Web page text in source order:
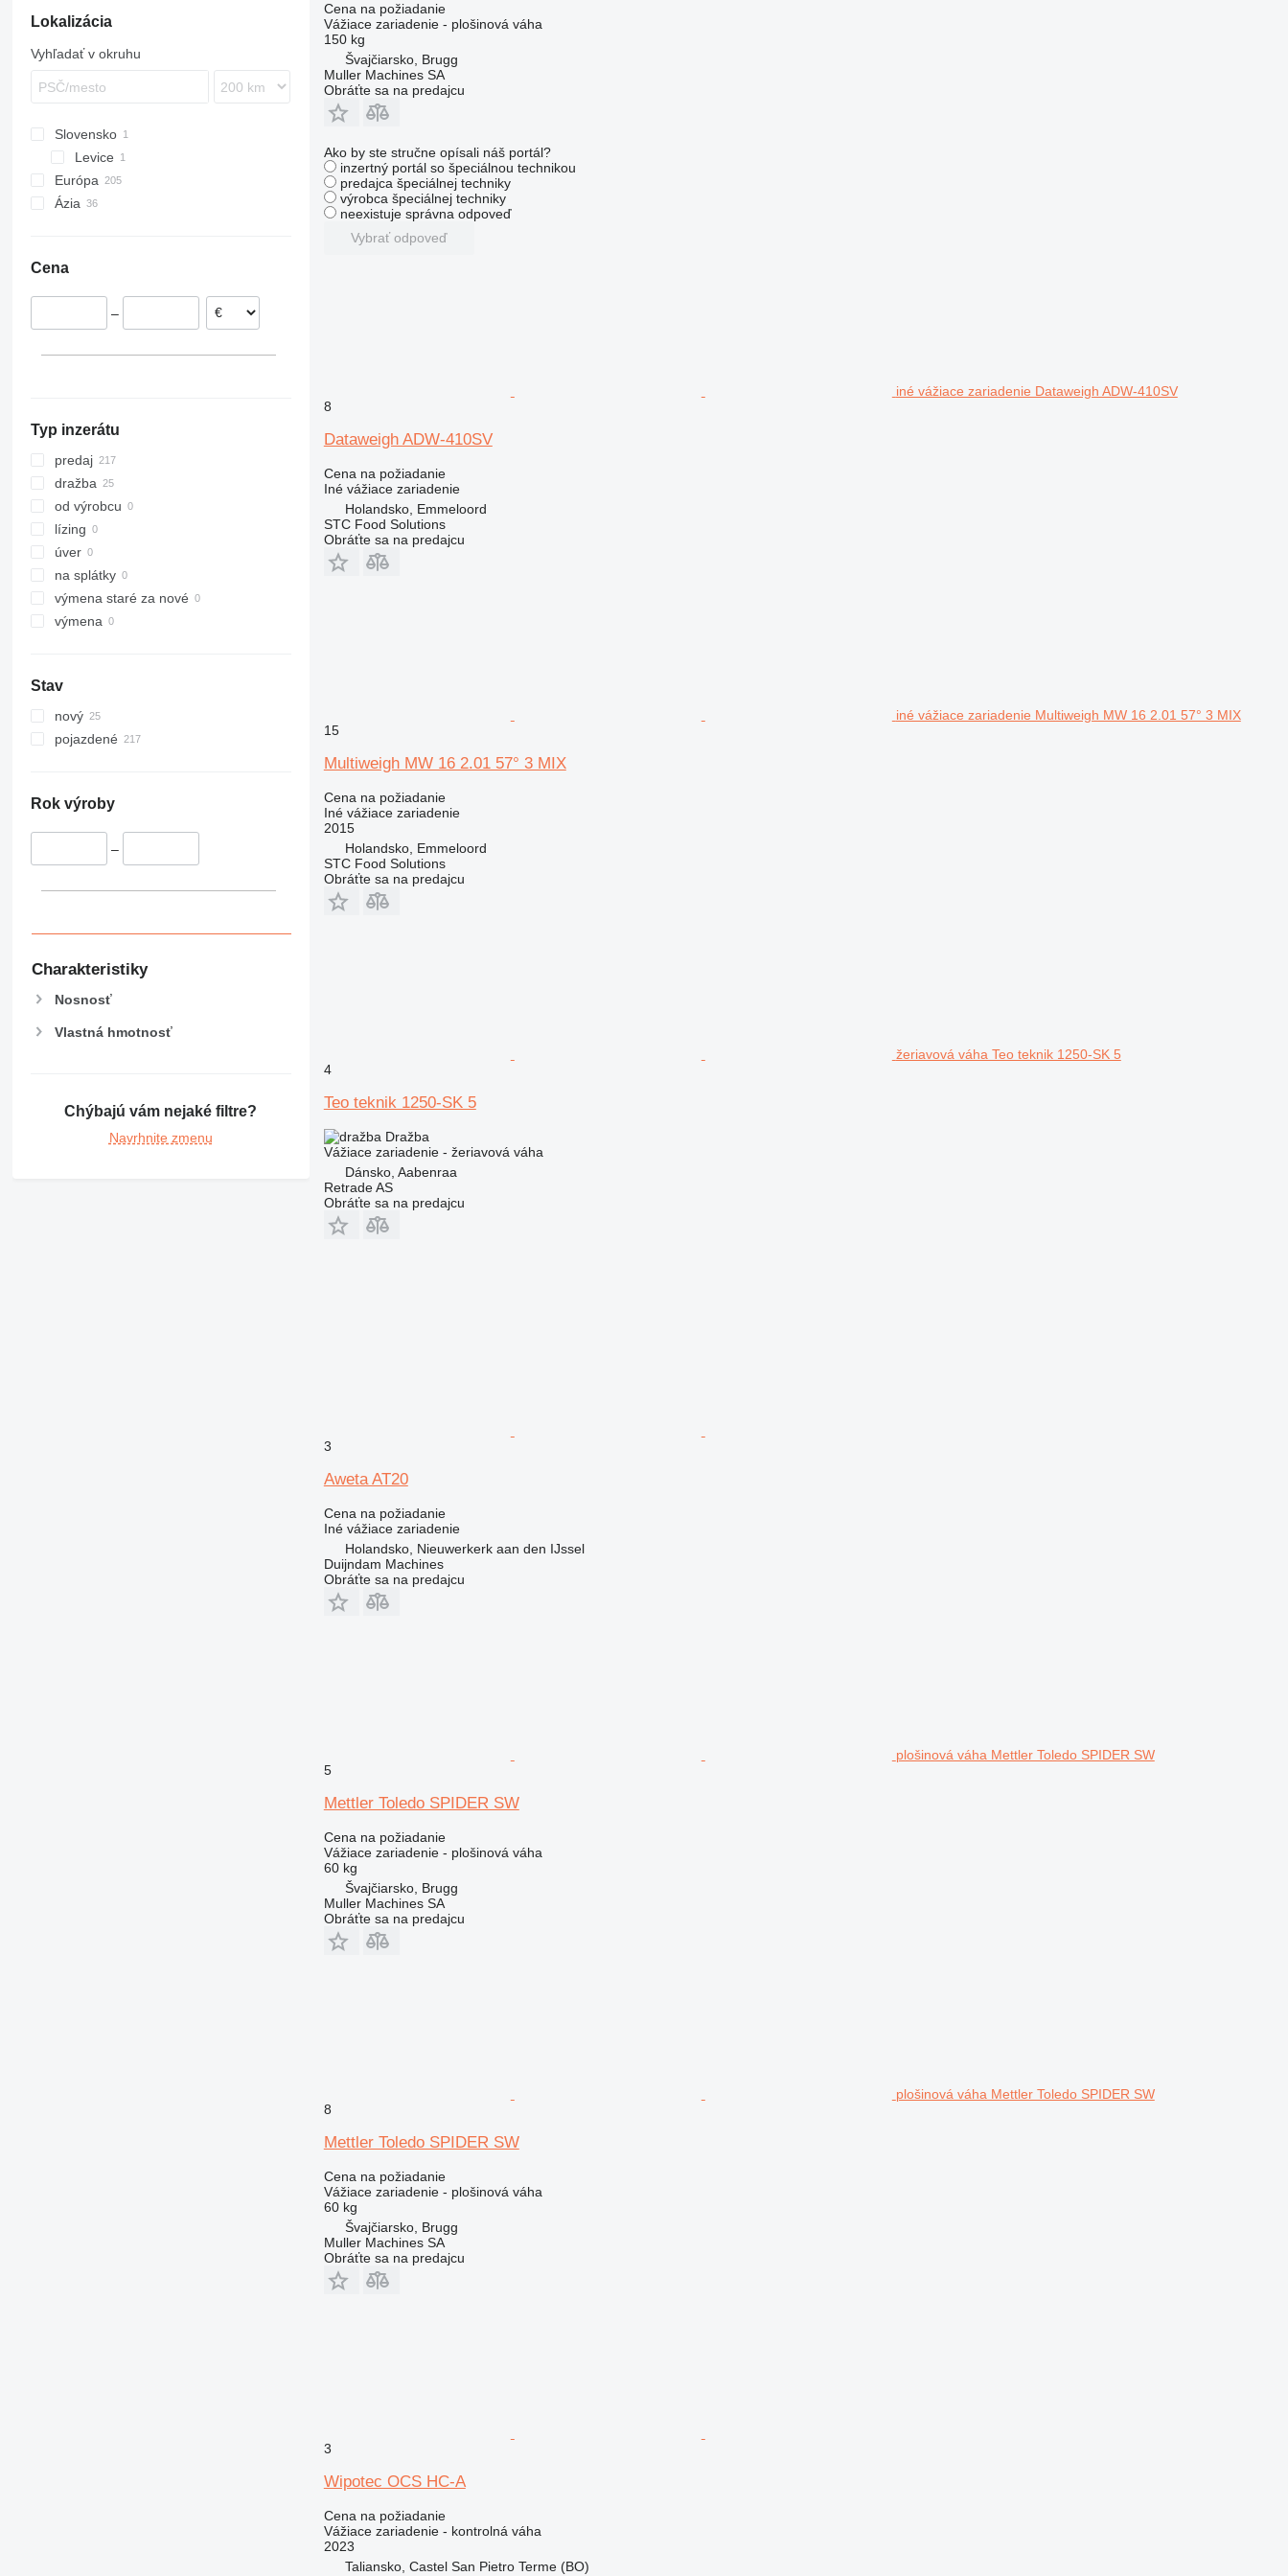
Lokalizácia
Vyhľadať v okruhu
Slovensko
Levice
Európa
Taliansko
Švajčiarsko
Ázia
Cena
–
Typ inzerátu
predaj
dražba
od výrobcu
lízing
úver
na splátky
výmena staré za nové
výmena
Stav
nový
pojazdené
Rok výroby
–
Charakteristiky
Nosnosť
Vlastná hmotnosť
Chýbajú vám nejaké filtre?
Navrhnite zmenu
Cena na požiadanie
Vážiace zariadenie - plošinová váha
150 kg
Švajčiarsko, Brugg
Muller Machines SA
Obráťte sa na predajcu
Ako by ste stručne opísali náš portál?
inzertný portál so špeciálnou technikou
predajca špeciálnej techniky
výrobca špeciálnej techniky
neexistuje správna odpoveď
Vybrať odpoveď
iné vážiace zariadenie Dataweigh ADW-410SV
8
Dataweigh ADW-410SV
Cena na požiadanie
Iné vážiace zariadenie
Holandsko, Emmeloord
STC Food Solutions
Obráťte sa na predajcu
iné vážiace zariadenie Multiweigh MW 16 2.01 57° 3 MIX
15
Multiweigh MW 16 2.01 57° 3 MIX
Cena na požiadanie
Iné vážiace zariadenie
2015
Holandsko, Emmeloord
STC Food Solutions
Obráťte sa na predajcu
žeriavová váha Teo teknik 1250-SK 5
4
Teo teknik 1250-SK 5
Dražba
Vážiace zariadenie - žeriavová váha
Dánsko, Aabenraa
Retrade AS
Obráťte sa na predajcu
3
Aweta AT20
Cena na požiadanie
Iné vážiace zariadenie
Holandsko, Nieuwerkerk aan den IJssel
Duijndam Machines
Obráťte sa na predajcu
plošinová váha Mettler Toledo SPIDER SW
5
Mettler Toledo SPIDER SW
Cena na požiadanie
Vážiace zariadenie - plošinová váha
60 kg
Švajčiarsko, Brugg
Muller Machines SA
Obráťte sa na predajcu
plošinová váha Mettler Toledo SPIDER SW
8
Mettler Toledo SPIDER SW
Cena na požiadanie
Vážiace zariadenie - plošinová váha
60 kg
Švajčiarsko, Brugg
Muller Machines SA
Obráťte sa na predajcu
3
Wipotec OCS HC-A
Cena na požiadanie
Vážiace zariadenie - kontrolná váha
2023
Taliansko, Castel San Pietro Terme (BO)